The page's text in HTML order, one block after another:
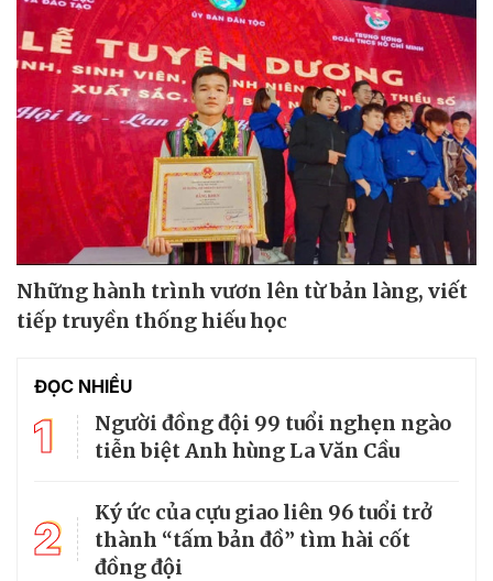
Những hành trình vươn lên từ bản làng, viết
tiếp truyền thống hiếu học
ĐỌC NHIỀU
1
Người đồng đội 99 tuổi nghẹn ngào
tiễn biệt Anh hùng La Văn Cầu
2
Ký ức của cựu giao liên 96 tuổi trở
thành “tấm bản đồ” tìm hài cốt
đồng đội